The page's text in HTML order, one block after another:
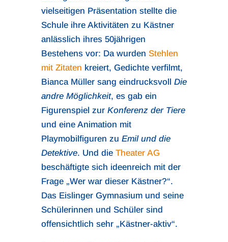
vielseitigen Präsentation stellte die
Schule ihre Aktivitäten zu Kästner
anlässlich ihres 50jährigen
Bestehens vor: Da wurden Stehlen
mit Zitaten kreiert, Gedichte verfilmt,
Bianca Müller sang eindrucksvoll Die
andre Möglichkeit, es gab ein
Figurenspiel zur Konferenz der Tiere
und eine Animation mit
Playmobilfiguren zu Emil und die
Detektive. Und die Theater AG
beschäftigte sich ideenreich mit der
Frage „Wer war dieser Kästner?“.
Das Eislinger Gymnasium und seine
Schülerinnen und Schüler sind
offensichtlich sehr „Kästner-aktiv“.